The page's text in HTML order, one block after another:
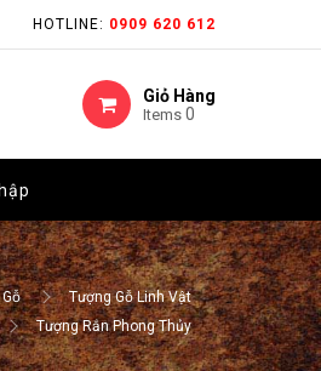
HOTLINE: 0909 620 612
Giỏ Hàng
Items 0
HOTLINE: 0909 620 612
Giỏ Hàng
Items 0
Tượng Gỗ Linh Vật
Tượng Rắn Phong Thủy